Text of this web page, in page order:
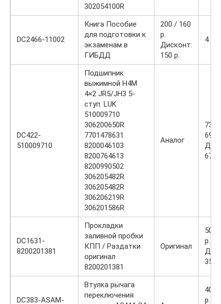
302054100R
DC2466-11002
Книга Пособие
для подготовки к
экзаменам в
ГИБДД
200 / 160
р.
Дисконт:
150 р.
4
DC422-
510009710
Подшипник
выжимной H4M
4×2 JR5/JH3 5-
ступ. LUK
510009710
306200650R
7701478631
8200046103
8200764613
8200990502
306205482R
306205482R
306206219R
306201586R
Аналог
DC1631-
8200201381
Прокладки
заливной пробки
КПП / Раздатки
оригинал
8200201381
Оригинал
500
р.
350
DC383-ASAM-
Втулка рычага
переключения
400
р.